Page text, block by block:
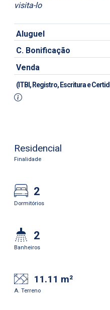
visita-lo
Aluguel
C. Bonificação
Venda
(ITBI, Registro, Escritura e
Residencial
Finalidade
2
Dormitórios
2
Banheiros
11.11 m²
A. Terreno